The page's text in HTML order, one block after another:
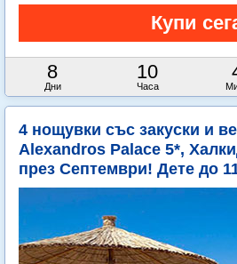
8
Дни
10
Часа
4 нощувки със закуски и
Alexandros Palace 5*,
през Септември! Дете до